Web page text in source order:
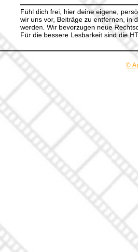
Fühl dich frei, hier deine eigene,
wir uns vor, Beiträge zu entfernen, in
werden. Wir bevorzugen neue
Für die bessere Lesbarkeit sind die
©